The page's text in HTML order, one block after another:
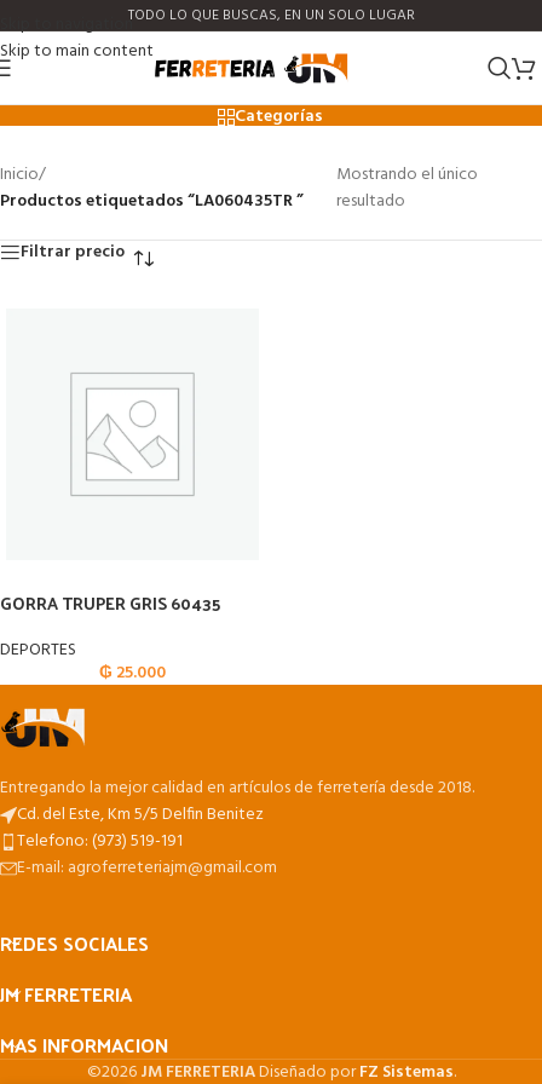
Skip to navigation
Skip to main content
TODO LO QUE BUSCAS, EN UN SOLO LUGAR
LA060435TR
Categorías
Inicio/
Productos etiquetados “LA060435TR ”
Mostrando el único
resultado
Filtrar precio
GORRA TRUPER GRIS 60435
DEPORTES
₲ 25.000
Entregando la mejor calidad en artículos de ferretería desde 2018.
Cd. del Este, Km 5/5 Delfin Benitez
Telefono: (973) 519-191
E-mail: agroferreteriajm@gmail.com
REDES SOCIALES
JM FERRETERIA
MAS INFORMACION
©2026JM FERRETERIADiseñado porFZ Sistemas.